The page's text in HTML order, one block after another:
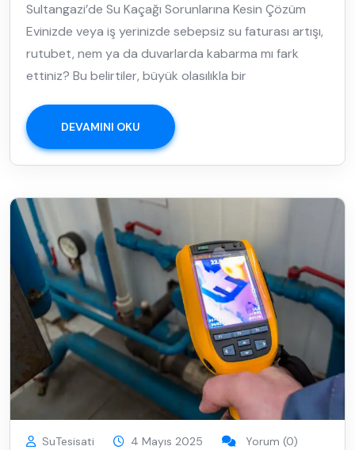
Sultangazi’de Su Kaçağı Sorunlarına Kesin Çözüm
Evinizde veya iş yerinizde sebepsiz su faturası artışı,
rutubet, nem ya da duvarlarda kabarma mı fark
ettiniz? Bu belirtiler, büyük olasılıkla bir
DEVAMINI OKU
SuTesisati 4 Mayıs 2025 Yorum (0)